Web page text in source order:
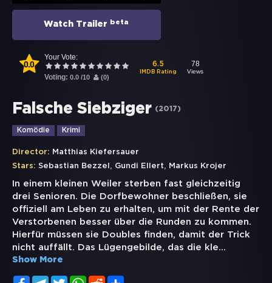
Watch Trailer beta
0.0
Your Vote:
Voting: 0.0 /10 (0)
6.5
IMDB Rating
78
Views
Falsche Siebziger (2017)
Komödie Krimi
Director: Matthias Kiefersauer
Stars: Sebastian Bezzel , Gundi Ellert, Markus Krojer
In einem kleinen Weiler sterben fast gleichzeitig
drei Senioren. Die Dorfbewohner beschließen, sie
offiziell am Leben zu erhalten, um mit der Rente der
Verstorbenen besser über die Runden zu kommen.
Hierfür müssen sie Doubles finden, damit der Trick
nicht auffällt. Das Lügengebilde, das die kle...
Show More
FacebookTelegramTwitterWhatsApp
Reddit